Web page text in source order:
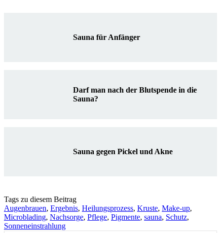
Sauna für Anfänger
Darf man nach der Blutspende in die
Sauna?
Sauna gegen Pickel und Akne
Tags zu diesem Beitrag
Augenbrauen, Ergebnis, Heilungsprozess, Kruste, Make-up,
Microblading, Nachsorge, Pflege, Pigmente, sauna, Schutz,
Sonneneinstrahlung